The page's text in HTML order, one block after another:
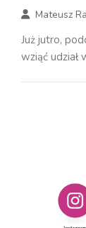
Mateusz
Już jutro,
wziąć udział